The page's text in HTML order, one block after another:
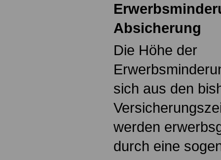
Absicherung
Die Höhe der
sich aus den
werden
durch eine